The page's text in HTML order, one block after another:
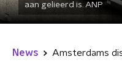
aan gelieerd is. ANP
News